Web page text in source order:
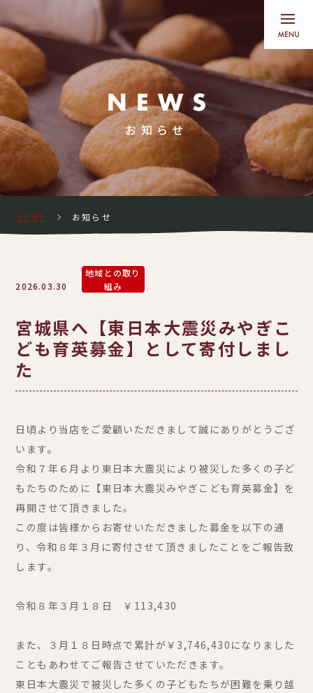
HOME お知らせ
お知らせ
2026.03.30
地域との取り
組み
宮城県へ【東日本大震災みやぎこ
ども育英募金】として寄付しまし
た
日頃より当店をご愛顧いただきまして誠にありがとうござ
います。
令和７年６月より東日本大震災により被災した多くの子ど
もたちのために【東日本大震災みやぎこども育英募金】を
再開させて頂きました。
この度は皆様からお寄せいただきました募金を以下の通
り、令和８年３月に寄付させて頂きましたことをご報告致
します。
令和８年３月１８日 ￥113,430
また、３月１８日時点で累計が￥3,746,430になりました
こともあわせてご報告させていただきます。
東日本大震災で被災した多くの子どもたちが困難を乗り越